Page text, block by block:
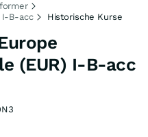
I-B-acc
Historische Kurse
(EUR) I-B-acc